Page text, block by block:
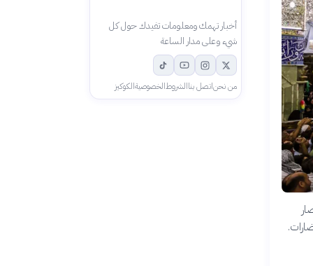
أخبار تهمك ومعلومات تفيدك حول كل
شيء وعلى مدار الساعة
من نحناتصل بناالشروطالخصوصيةالكوكيز